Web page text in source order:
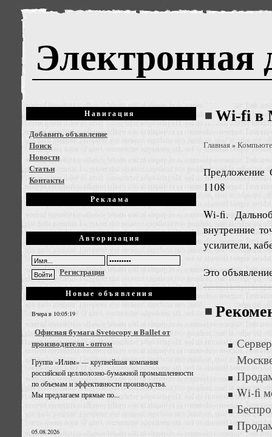
Электронная
Навигация
Добавить объявление
Поиск
Новости
Статьи
Контакты
Реклама
Авторизация
Регистрация
Новые объявления
Вчера в 10:05:19
Офисная бумага Svetocopy и Ballet от
производителя - оптом
Группа «Илим» — крупнейшая компания
российской целлюлозно-бумажной промышленности
по объемам и эффективности производства.
Мы предлагаем прямые по...
05.08.2026
Wi-fi в
Главная»
Предложение
1108
Wi-fi.
внутренние
усилители,
Это
Wi-fi